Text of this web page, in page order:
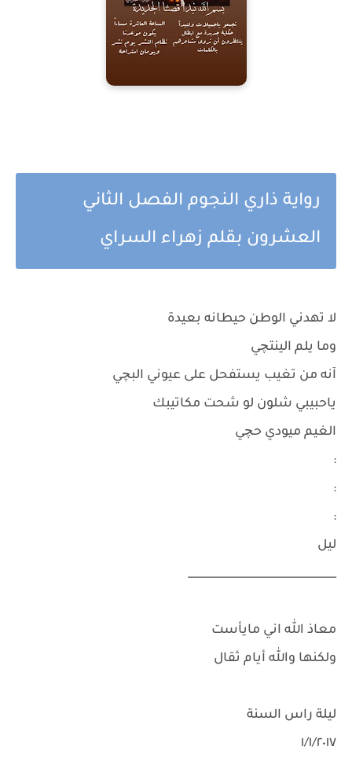
رواية ذاري النجوم الفصل الثاني
العشرون بقلم زهراء السراي
لا تهدني الوطن حيطانه بعيدة
وما يلم الينتچي
آنه من تغيب يستفحل على عيوني البچي
ياحبيبي شلون لو شحت مكاتيبك
الغيم ميودي حچي
:
:
:
ليل
___________________________
معاذ الله اني مايأست
ولكنها والله أيام ثقال
ليلة راس السنة
١/١/٢٠١٧